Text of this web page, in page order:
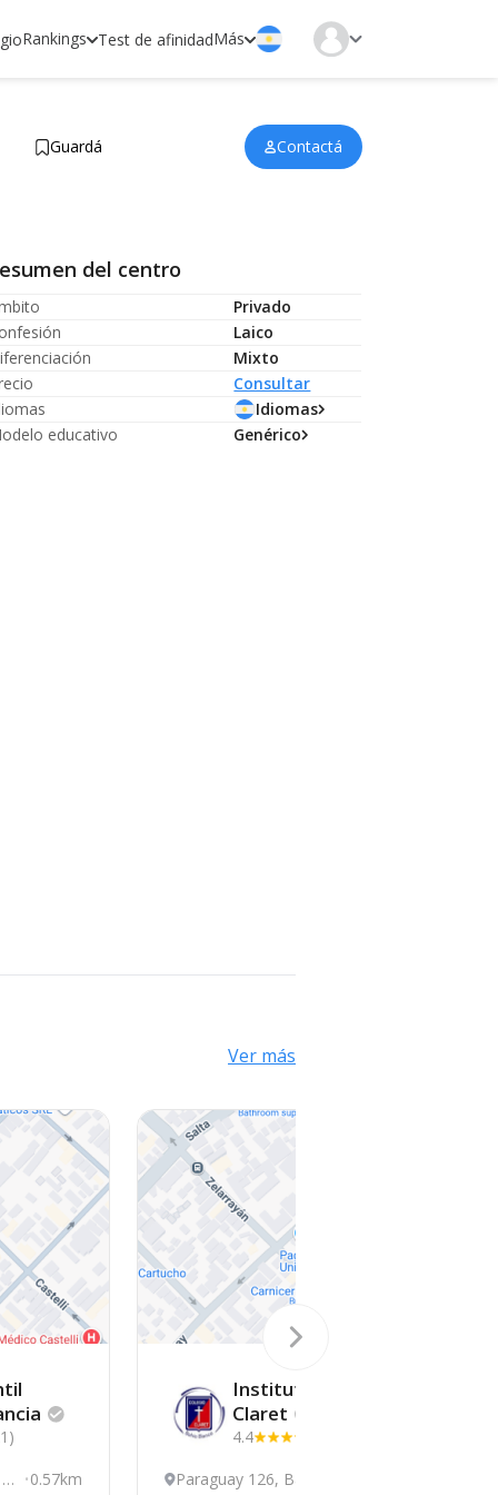
Rankings Test de afinidadMás
Guardá
Contactá
del centro
Privado
Laico
Mixto
Consultar
Idiomas
educativo
Genérico
Ver más
0.57km
Instituto
Claret
4.4
Paraguay 126, Bahia